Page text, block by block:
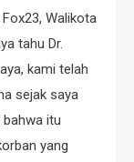
Walikota
tahu Dr.
kami telah
sejak saya
itu
yang